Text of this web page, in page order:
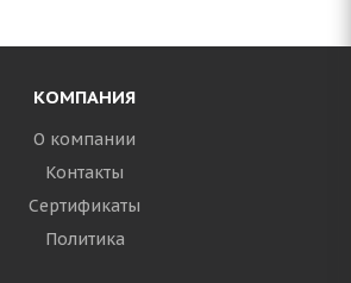
КОМПАНИЯ
О компании
Контакты
Сертификаты
Политика